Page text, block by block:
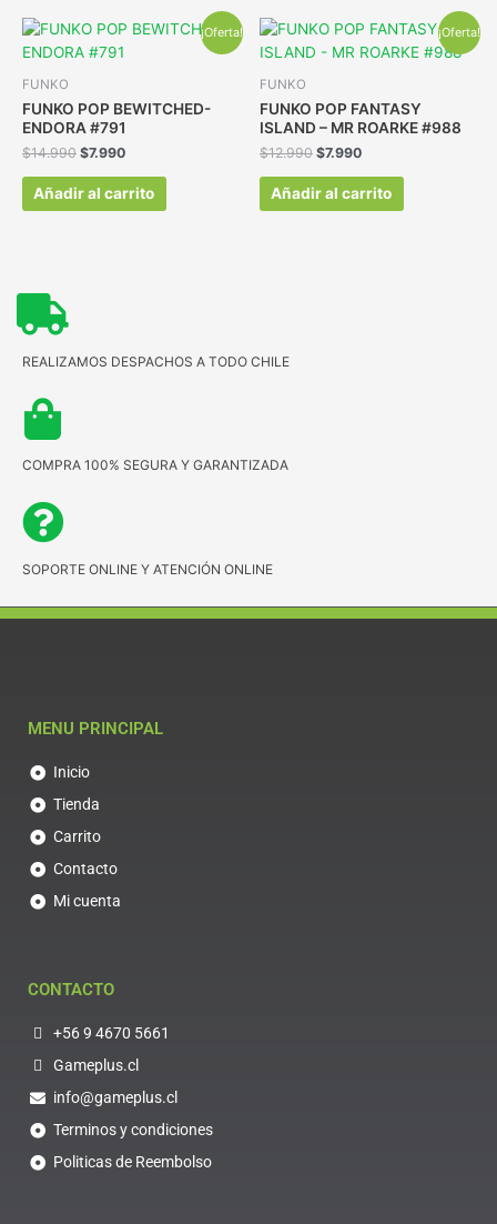
¡Oferta!
FUNKO
FUNKO POP BEWITCHED-
ENDORA #791
$14.990 $7.990
Añadir al carrito
¡Oferta!
FUNKO
FUNKO POP FANTASY
ISLAND – MR ROARKE #988
$12.990 $7.990
Añadir al carrito
REALIZAMOS DESPACHOS A TODO CHILE
COMPRA 100% SEGURA Y GARANTIZADA
SOPORTE ONLINE Y ATENCIÓN ONLINE
MENU PRINCIPAL
Inicio
Tienda
Carrito
Contacto
Mi cuenta
CONTACTO
+56 9 4670 5661
Gameplus.cl
info@gameplus.cl
Terminos y condiciones
Politicas de Reembolso